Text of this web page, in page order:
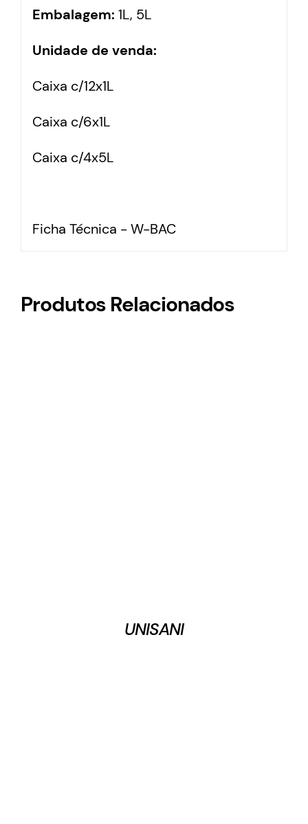
Embalagem: 1L, 5L
Unidade de venda:
Caixa c/12x1L
Caixa c/6x1L
Caixa c/4x5L
Ficha Técnica - W-BAC
Produtos Relacionados
UNISANI